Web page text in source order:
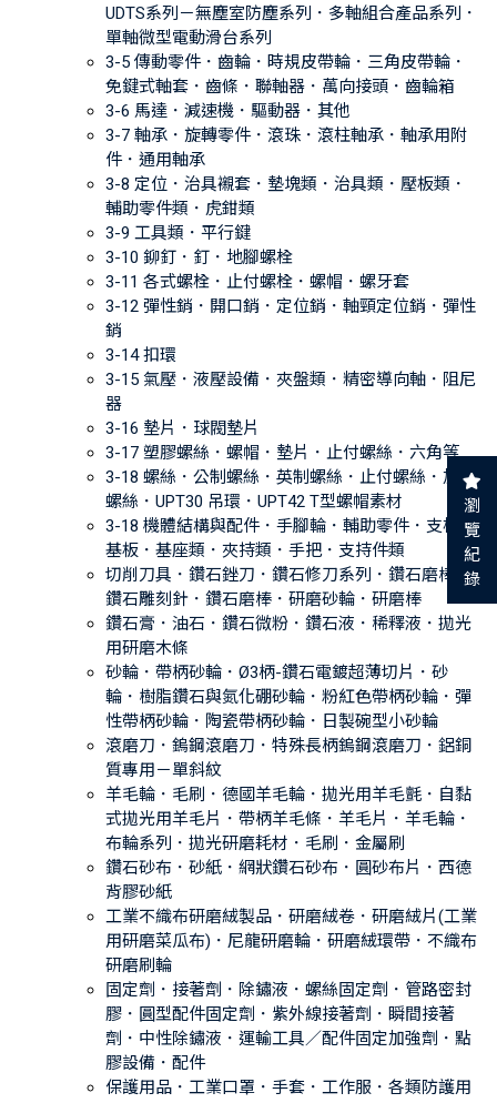
瀏
覽
紀
錄
UDTS系列－無塵室防塵系列．多軸組合產品系列．
單軸微型電動滑台系列
3-5 傳動零件．齒輪．時規皮帶輪．三角皮帶輪．
免鍵式軸套．齒條．聯軸器．萬向接頭．齒輪箱
3-6 馬達．減速機．驅動器．其他
3-7 軸承．旋轉零件．滾珠．滾柱軸承．軸承用附
件．通用軸承
3-8 定位．治具襯套．墊塊類．治具類．壓板類．
輔助零件類．虎鉗類
3-9 工具類．平行鍵
3-10 鉚釘．釘．地腳螺栓
3-11 各式螺栓．止付螺栓．螺帽．螺牙套
3-12 彈性銷．開口銷．定位銷．軸頸定位銷．彈性
銷
3-14 扣環
3-15 氣壓．液壓設備．夾盤類．精密導向軸．阻尼
器
3-16 墊片．球閥墊片
3-17 塑膠螺絲．螺帽．墊片．止付螺絲．六角等
3-18 螺絲．公制螺絲．英制螺絲．止付螺絲．加工
螺絲．UPT30 吊環．UPT42 T型螺帽素材
3-18 機體結構與配件．手腳輪．輔助零件．支柱．
基板．基座類．夾持類．手把．支持件類
切削刀具．鑽石銼刀．鑽石修刀系列．鑽石磨棒．
鑽石雕刻針．鑽石磨棒．研磨砂輪．研磨棒
鑽石膏．油石．鑽石微粉．鑽石液．稀釋液．拋光
用研磨木條
砂輪．帶柄砂輪．Ø3柄-鑽石電鍍超薄切片．砂
輪．樹脂鑽石與氮化硼砂輪．粉紅色帶柄砂輪．彈
性帶柄砂輪．陶瓷帶柄砂輪．日製碗型小砂輪
滾磨刀．鎢鋼滾磨刀．特殊長柄鎢鋼滾磨刀．鋁銅
質專用－單斜紋
羊毛輪．毛刷．德國羊毛輪．拋光用羊毛氈．自黏
式拋光用羊毛片．帶柄羊毛條．羊毛片．羊毛輪．
布輪系列．拋光研磨耗材．毛刷．金屬刷
鑽石砂布．砂紙．網狀鑽石砂布．圓砂布片．西德
背膠砂紙
工業不織布研磨絨製品．研磨絨卷．研磨絨片(工業
用研磨菜瓜布)．尼龍研磨輪．研磨絨環帶．不織布
研磨刷輪
固定劑．接著劑．除鏽液．螺絲固定劑．管路密封
膠．圓型配件固定劑．紫外線接著劑．瞬間接著
劑．中性除鏽液．運輸工具／配件固定加強劑．點
膠設備．配件
保護用品．工業口罩．手套．工作服．各類防護用